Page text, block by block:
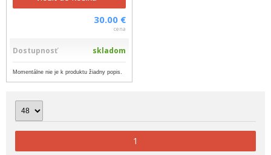
30.00 €
cena
Dostupnosť skladom
Momentálne nie je k produktu žiadny popis.
1